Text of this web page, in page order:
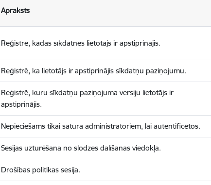
Apraksts
Reģistrē, kādas sīkdatnes lietotājs ir apstiprinājis.
Reģistrē, ka lietotājs ir apstiprinājis sīkdatņu paziņojumu.
Reģistrē, kuru sīkdatņu paziņojuma versiju lietotājs ir
apstiprinājis.
Nepieciešams tikai satura administratoriem, lai autentificētos.
Sesijas uzturēšana no slodzes dalīšanas viedokļa.
Drošības politikas sesija.